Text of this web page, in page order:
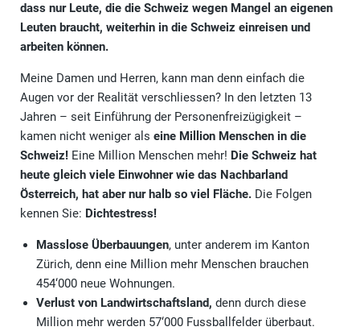
dass nur Leute, die die Schweiz wegen Mangel an eigenen
Leuten braucht, weiterhin in die Schweiz einreisen und
arbeiten können.
Meine Damen und Herren, kann man denn einfach die
Augen vor der Realität verschliessen? In den letzten 13
Jahren – seit Einführung der Personenfreizügigkeit –
kamen nicht weniger als eine Million Menschen in die
Schweiz! Eine Million Menschen mehr! Die Schweiz hat
heute gleich viele Einwohner wie das Nachbarland
Österreich, hat aber nur halb so viel Fläche. Die Folgen
kennen Sie: Dichtestress!
Masslose Überbauungen, unter anderem im Kanton
Zürich, denn eine Million mehr Menschen brauchen
454‘000 neue Wohnungen.
Verlust von Landwirtschaftsland, denn durch diese
Million mehr werden 57‘000 Fussballfelder überbaut.